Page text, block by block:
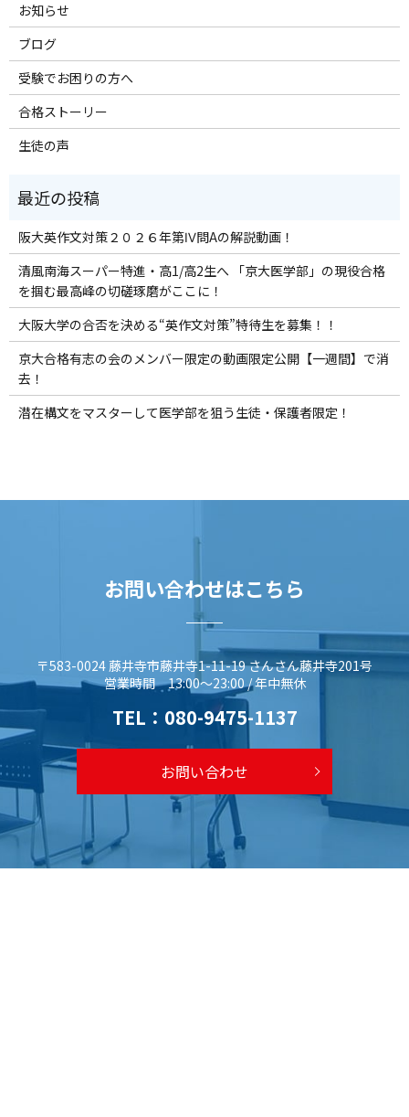
お知らせ
ブログ
受験でお困りの方へ
合格ストーリー
生徒の声
阪大英作文対策２０２６年第Ⅳ問Aの解説動画！
清風南海スーパー特進・高1/高2生へ 「京大医学部」の現役合格
を掴む最高峰の切磋琢磨がここに！
大阪大学の合否を決める“英作文対策”特待生を募集！！
京大合格有志の会のメンバー限定の動画限定公開【一週間】で消
去！
潜在構文をマスターして医学部を狙う生徒・保護者限定！
お問い合わせはこちら
〒583-0024 藤井寺市藤井寺1-11-19 さんさん藤井寺201号
営業時間 13:00～23:00 / 年中無休
TEL： 080-9475-1137
お問い合わせ